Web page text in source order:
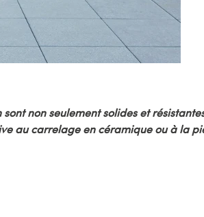
non seulement solides et
au carrelage en céramique ou à la